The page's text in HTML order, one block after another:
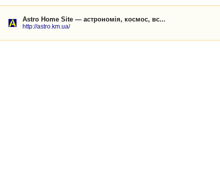
Astro Home Site — астрономія, космос, вс...
http://astro.km.ua/